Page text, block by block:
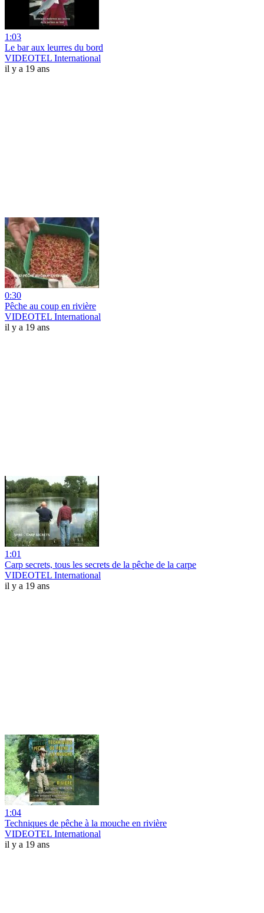
1:03
Le bar aux leurres du bord
VIDEOTEL International
il y a 19 ans
0:30
Pêche au coup en rivière
VIDEOTEL International
il y a 19 ans
1:01
Carp secrets, tous les secrets de la pêche de la carpe
VIDEOTEL International
il y a 19 ans
1:04
Techniques de pêche à la mouche en rivière
VIDEOTEL International
il y a 19 ans